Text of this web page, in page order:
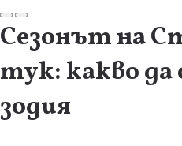
Сезонът на
тук: какво да
зодия